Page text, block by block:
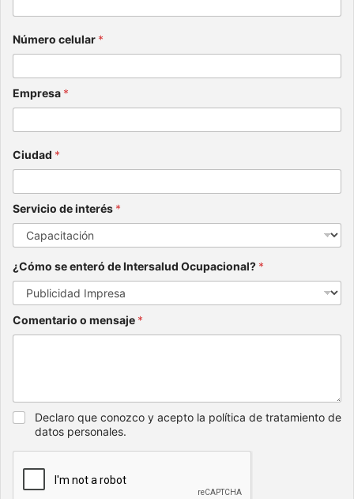
Número celular *
Empresa *
Ciudad *
Servicio de interés *
¿Cómo se enteró de Intersalud Ocupacional? *
Comentario o mensaje *
Declaro que conozco y acepto la política de tratamiento de
datos personales.